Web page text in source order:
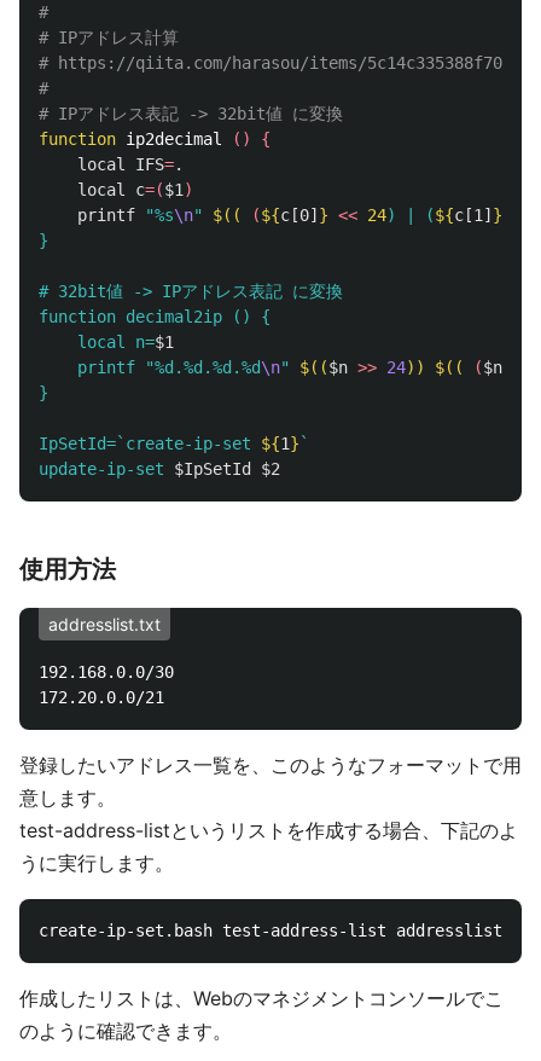
#
# IPアドレス計算
# https://qiita.com/harasou/items/
#
# IPアドレス表記 -> 32bit値 に変換
function ip2decimal ()
{
local IFS=.
local c=($1 )
printf
"%s\n" $(( (${c [0] } << 24) | (${c [1] }
}
# 32bit値 -> IPアドレス表記 に変換
function decimal2ip () {
    local n=
$1
    printf "%d.%d.%d.%d
\n" $(($n >> 24)) $(( ($n
}
IpSetId=`create-ip-set ${1} `
update-ip-set $IpSetId $2
使用方法
addresslist.txt
192.168.0.0/30
登録したいアドレス一覧を、このようなフォーマットで用
意します。
test-address-listというリストを作成する場合、下記のよ
うに実行します。
作成したリストは、Webのマネジメントコンソールでこ
のように確認できます。